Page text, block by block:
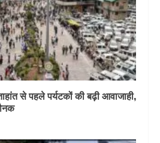
से पहले पर्यटकों की बढ़ी आवाजाही,